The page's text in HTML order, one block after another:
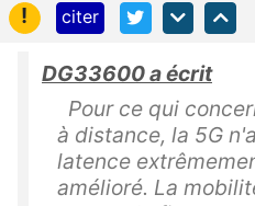
!
citer
DG33600 a écrit
Pour ce qui
à distance, la 5G
latence
amélioré. La